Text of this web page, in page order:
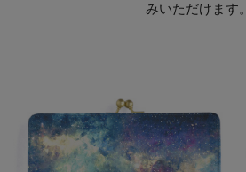
みいただけます。